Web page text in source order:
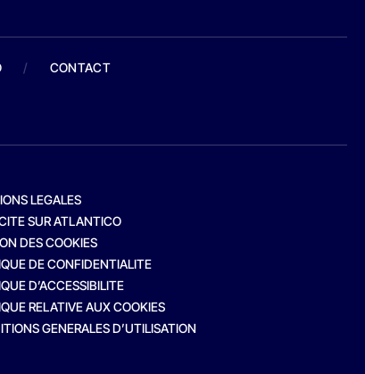
/ CONTACT
LEGALES
SUR ATLANTICO
DES COOKIES
DE CONFIDENTIALITE
D’ACCESSIBILITE
RELATIVE AUX COOKIES
GENERALES D’UTILISATION